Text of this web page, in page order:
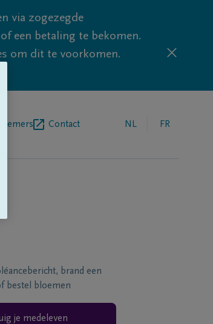
via zogezegde
een betaling te bekomen.
om dit te voorkomen.
Contact NL FR
brand een
bestel bloemen
je medeleven